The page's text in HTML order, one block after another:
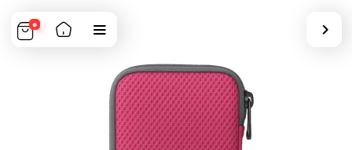
0